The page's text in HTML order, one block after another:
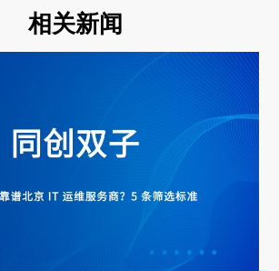
相关新闻